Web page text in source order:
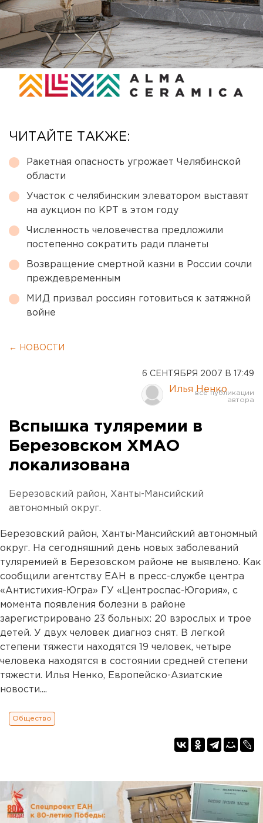
ЧИТАЙТЕ ТАКЖЕ:
Ракетная опасность угрожает Челябинской
области
Участок с челябинским элеватором выставят
на аукцион по КРТ в этом году
Численность человечества предложили
постепенно сократить ради планеты
Возвращение смертной казни в России сочли
преждевременным
МИД призвал россиян готовиться к затяжной
войне
← НОВОСТИ
6 СЕНТЯБРЯ 2007 В 17:49
Илья Ненко
Вспышка туляремии в
Березовском ХМАО
локализована
Березовский район, Ханты-Мансийский
автономный округ.
Березовский район, Ханты-Мансийский автономный
округ. На сегодняшний день новых заболеваний
туляремией в Березовском районе не выявлено. Как
сообщили агентству ЕАН в пресс-службе центра
«Антистихия-Югра» ГУ «Центроспас-Югория», с
момента появления болезни в районе
зарегистрировано 23 больных: 20 взрослых и трое
детей. У двух человек диагноз снят. В легкой
степени тяжести находятся 19 человек, четыре
человека находятся в состоянии средней степени
тяжести. Илья Ненко, Европейско-Азиатские
новости....
Общество